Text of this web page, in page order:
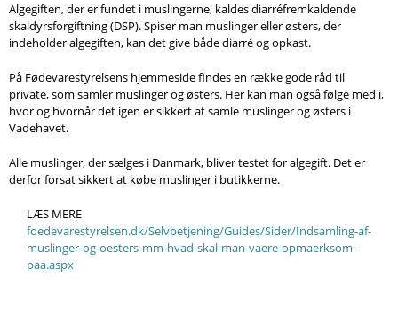
Algegiften, der er fundet i muslingerne, kaldes diarréfremkaldende
skaldyrsforgiftning (DSP). Spiser man muslinger eller østers, der
indeholder algegiften, kan det give både diarré og opkast.
På Fødevarestyrelsens hjemmeside findes en række gode råd til
private, som samler muslinger og østers. Her kan man også følge med i,
hvor og hvornår det igen er sikkert at samle muslinger og østers i
Vadehavet.
Alle muslinger, der sælges i Danmark, bliver testet for algegift. Det er
derfor forsat sikkert at købe muslinger i butikkerne.
LÆS MERE
foedevarestyrelsen.dk/Selvbetjening/Guides/Sider/Indsamling-af-
muslinger-og-oesters-mm-hvad-skal-man-vaere-opmaerksom-
paa.aspx